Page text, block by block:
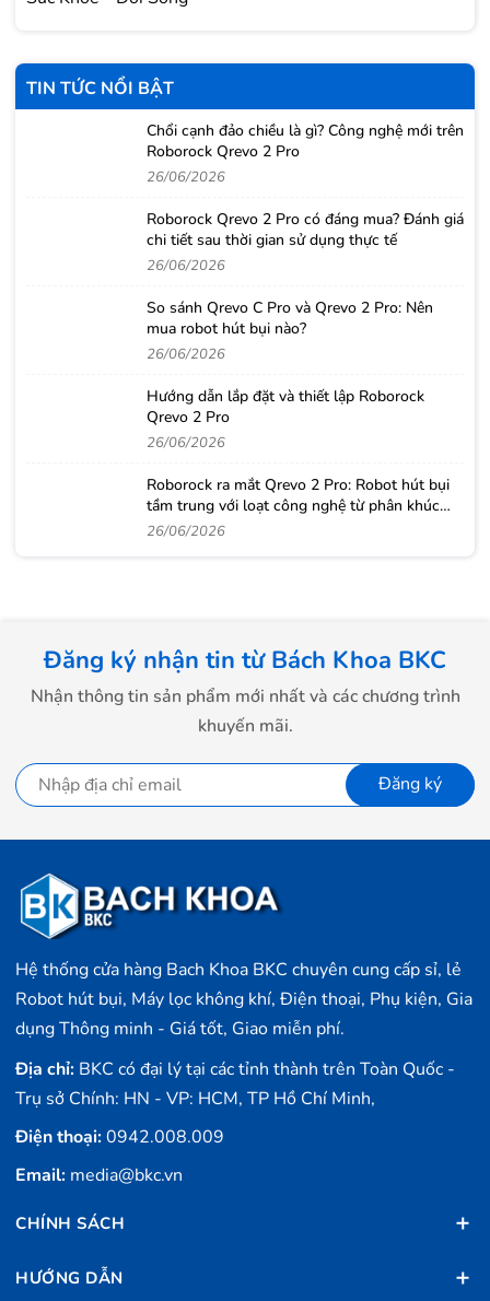
TIN TỨC NỔI BẬT
Chổi cạnh đảo chiều là gì? Công nghệ mới trên
Roborock Qrevo 2 Pro
26/06/2026
Roborock Qrevo 2 Pro có đáng mua? Đánh giá
chi tiết sau thời gian sử dụng thực tế
26/06/2026
So sánh Qrevo C Pro và Qrevo 2 Pro: Nên
mua robot hút bụi nào?
26/06/2026
Hướng dẫn lắp đặt và thiết lập Roborock
Qrevo 2 Pro
26/06/2026
Roborock ra mắt Qrevo 2 Pro: Robot hút bụi
tầm trung với loạt công nghệ từ phân khúc
cao cấp
26/06/2026
Đăng ký nhận tin từ Bách Khoa BKC
Nhận thông tin sản phẩm mới nhất và các chương trình
khuyến mãi.
Đăng ký
Hệ thống cửa hàng Bach Khoa BKC chuyên cung cấp sỉ, lẻ
Robot hút bụi, Máy lọc không khí, Điện thoại, Phụ kiện, Gia
dụng Thông minh - Giá tốt, Giao miễn phí.
Địa chỉ: BKC có đại lý tại các tỉnh thành trên Toàn Quốc -
Trụ sở Chính: HN - VP: HCM, TP Hồ Chí Minh,
Điện thoại:0942.008.009
Email: media@bkc.vn
CHÍNH SÁCH
HƯỚNG DẪN